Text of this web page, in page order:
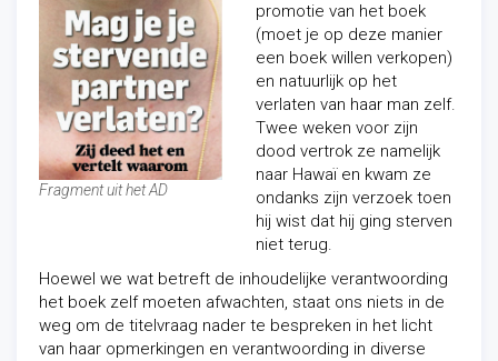
Fragment uit het AD
promotie van het boek
(moet je op deze manier
een boek willen verkopen)
en natuurlijk op het
verlaten van haar man zelf.
Twee weken voor zijn
dood vertrok ze namelijk
naar Hawaï en kwam ze
ondanks zijn verzoek toen
hij wist dat hij ging sterven
niet terug.
Hoewel we wat betreft de inhoudelijke verantwoording
het boek zelf moeten afwachten, staat ons niets in de
weg om de titelvraag nader te bespreken in het licht
van haar opmerkingen en verantwoording in diverse